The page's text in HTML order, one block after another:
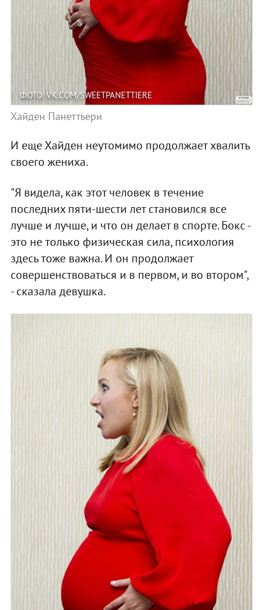
ФОТО: VK.COM/SWEETPANETTIERE
Хайден Панеттьери
И еще Хайден неутомимо продолжает хвалить
своего жениха.
"Я видела, как этот человек в течение
последних пяти-шести лет становился все
лучше и лучше, и что он делает в спорте. Бокс -
это не только физическая сила, психология
здесь тоже важна. И он продолжает
совершенствоваться и в первом, и во втором",
- сказала девушка.